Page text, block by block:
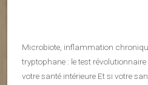
Microbiote, inflammation
tryptophane : le test
votre santé intérieure Et si votre